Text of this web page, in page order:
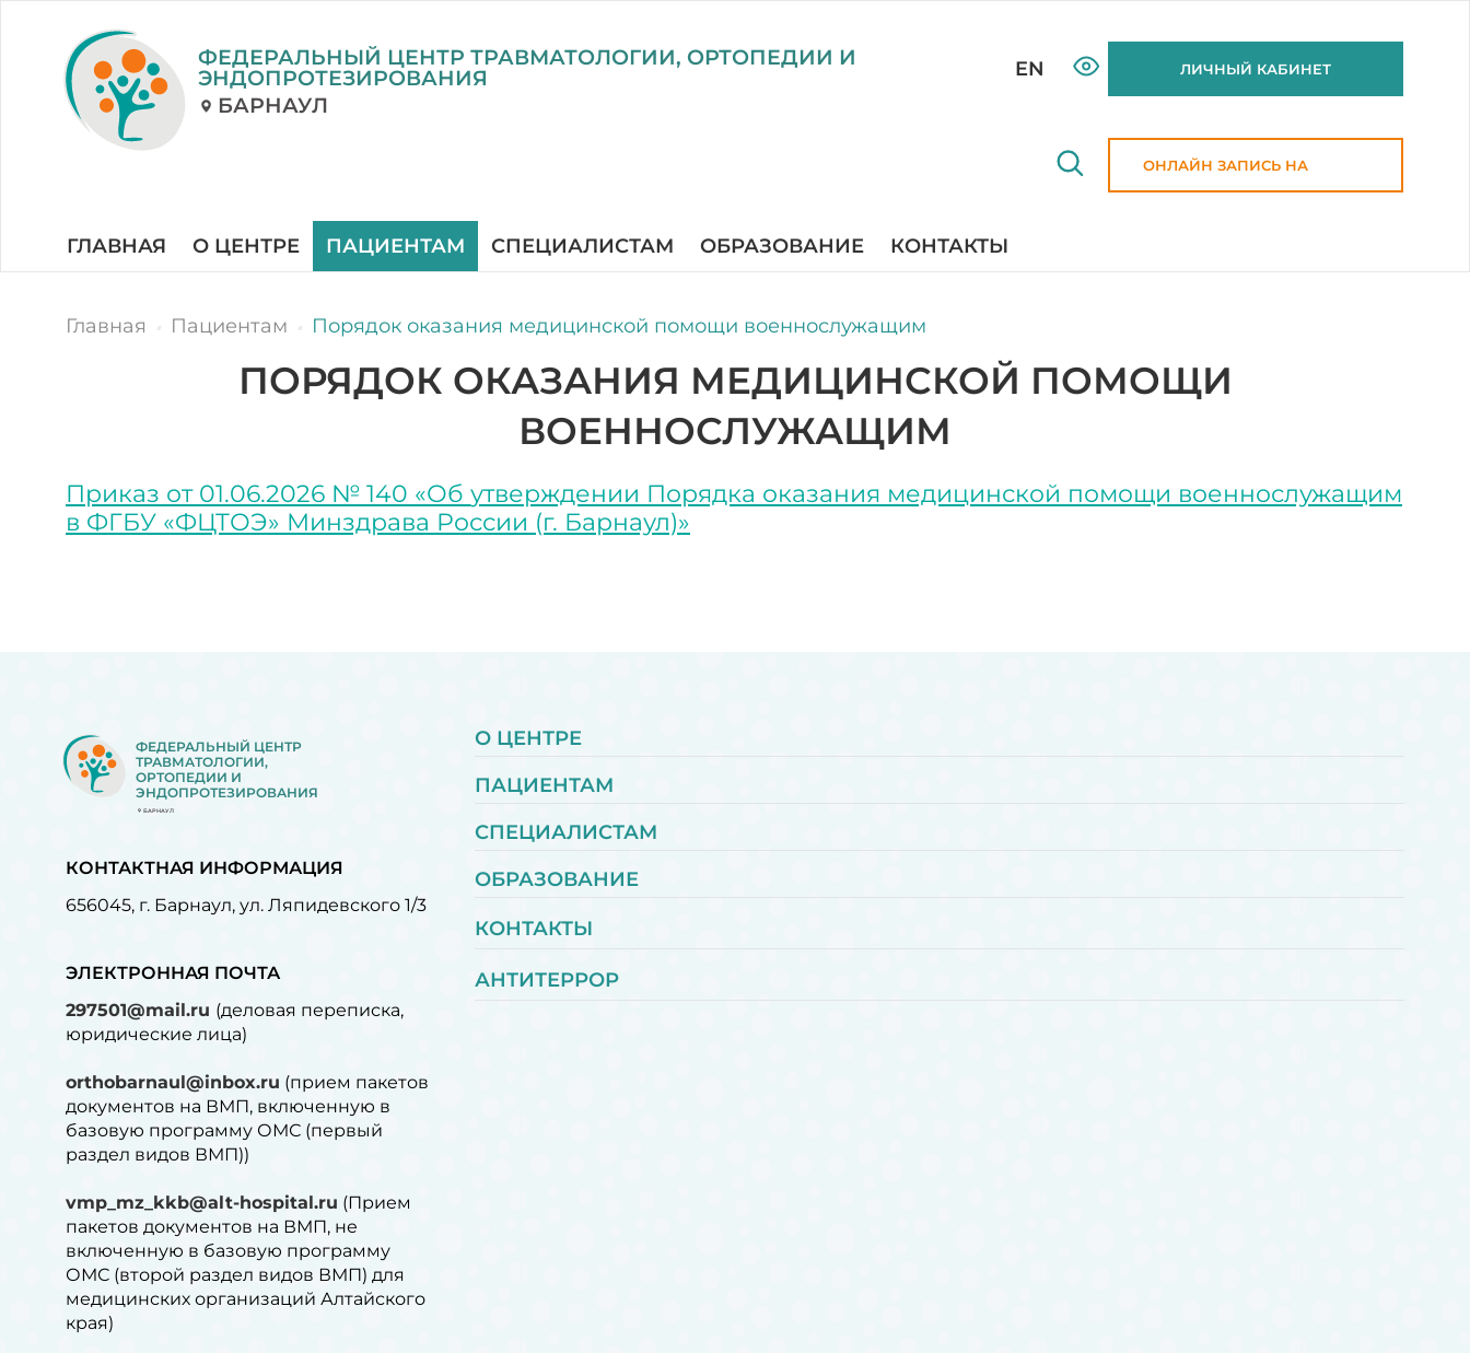
ФЕДЕРАЛЬНЫЙ ЦЕНТР ТРАВМАТОЛОГИИ, ОРТОПЕДИИ И
ЭНДОПРОТЕЗИРОВАНИЯ
БАРНАУЛ
EN ЛИЧНЫЙ КАБИНЕТ
ОНЛАЙН ЗАПИСЬ НА
ГЛАВНАЯ О ЦЕНТРЕ ПАЦИЕНТАМ СПЕЦИАЛИСТАМ ОБРАЗОВАНИЕ КОНТАКТЫ
Главная Пациентам Порядок оказания медицинской помощи военнослужащим
ПОРЯДОК ОКАЗАНИЯ МЕДИЦИНСКОЙ ПОМОЩИ
ВОЕННОСЛУЖАЩИМ
Приказ от 01.06.2026 № 140 «Об утверждении Порядка оказания медицинской помощи военнослужащим
в ФГБУ «ФЦТОЭ» Минздрава России (г. Барнаул)»
ФЕДЕРАЛЬНЫЙ ЦЕНТР
ТРАВМАТОЛОГИИ,
ОРТОПЕДИИ И
ЭНДОПРОТЕЗИРОВАНИЯ
БАРНАУЛ
КОНТАКТНАЯ ИНФОРМАЦИЯ
656045, г. Барнаул, ул. Ляпидевского 1/3
ЭЛЕКТРОННАЯ ПОЧТА
297501@mail.ru (деловая переписка,
юридические лица)
orthobarnaul@inbox.ru (прием пакетов
документов на ВМП, включенную в
базовую программу ОМС (первый
раздел видов ВМП))
vmp_mz_kkb@alt-hospital.ru (Прием
пакетов документов на ВМП, не
включенную в базовую программу
ОМС (второй раздел видов ВМП) для
медицинских организаций Алтайского
края)
О ЦЕНТРЕ
ПАЦИЕНТАМ
СПЕЦИАЛИСТАМ
ОБРАЗОВАНИЕ
КОНТАКТЫ
АНТИТЕРРОР